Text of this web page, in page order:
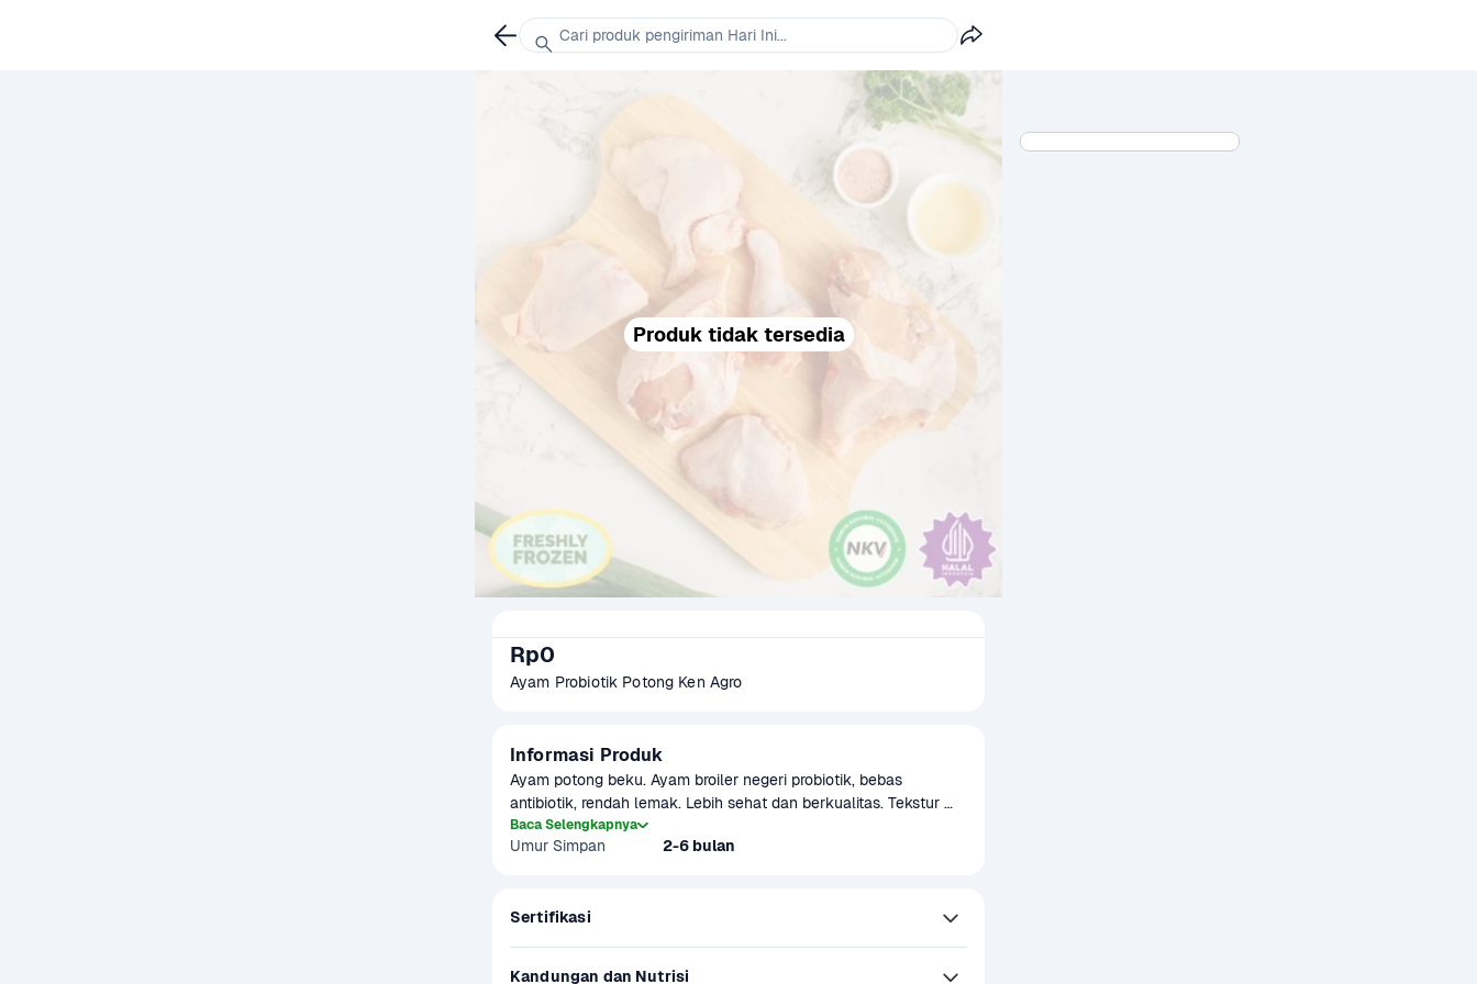
Produk tidak tersedia
Rp0
Ayam Probiotik Potong Ken Agro
Informasi Produk
Ayam potong beku. Ayam broiler negeri probiotik, bebas
antibiotik, rendah lemak. Lebih sehat dan berkualitas. Tekstur
ayam lebih lembut, halus, dan kesat. Warna kulitnya lebih pink
dan segar. Dagingnya lebih gurih dan awet. Produk sudah
Baca Selengkapnya
Umur Simpan 2-6 bulan
Sertifikasi
Kandungan dan Nutrisi
Cari produk pengiriman Hari Ini...